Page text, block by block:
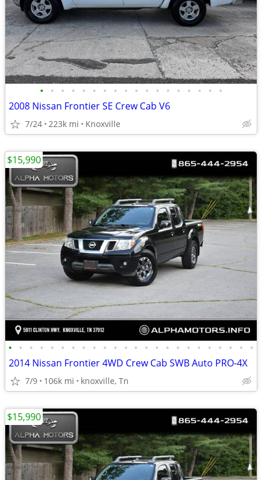
• • • • • • • • • • • • • • • • • •
2008 Nissan Frontier SE Crew Cab V6
7/24 223k mi Knoxville
• • • • • • • • • • • • • • • • • • • • • • • •
2014 Nissan Frontier 4WD Crew Cab SWB Auto PRO-4X
7/9 106k mi knoxville, Tn
$15,990
$15,990